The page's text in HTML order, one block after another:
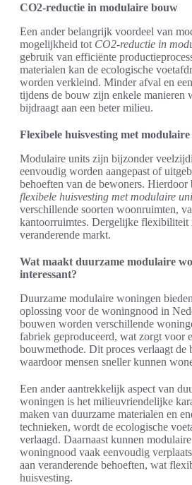
CO2-reductie in modulaire bouw
Een ander belangrijk voordeel van
mogelijkheid tot CO2-reductie in
gebruik van efficiënte
materialen kan de ecologische
worden verkleind. Minder afval en
tijdens de bouw zijn enkele manieren
bijdraagt aan een beter milieu.
Flexibele huisvesting met
Modulaire units zijn bijzonder
eenvoudig worden aangepast of
behoeften van de bewoners.
flexibele huisvesting met modulaire
verschillende soorten woonruimten,
kantoorruimtes. Dergelijke flexibiliteit
veranderende markt.
Wat maakt duurzame modulaire
interessant?
Duurzame modulaire woningen
oplossing voor de woningnood in
bouwen worden verschillende
fabriek geproduceerd, wat zorgt voor
bouwmethode. Dit proces verlaagt
waardoor mensen sneller kunnen
Een ander aantrekkelijk aspect van
woningen is het milieuvriendelijke
maken van duurzame materialen en
technieken, wordt de ecologische
verlaagd. Daarnaast kunnen
woningnood vaak eenvoudig
aan veranderende behoeften, wat
huisvesting.